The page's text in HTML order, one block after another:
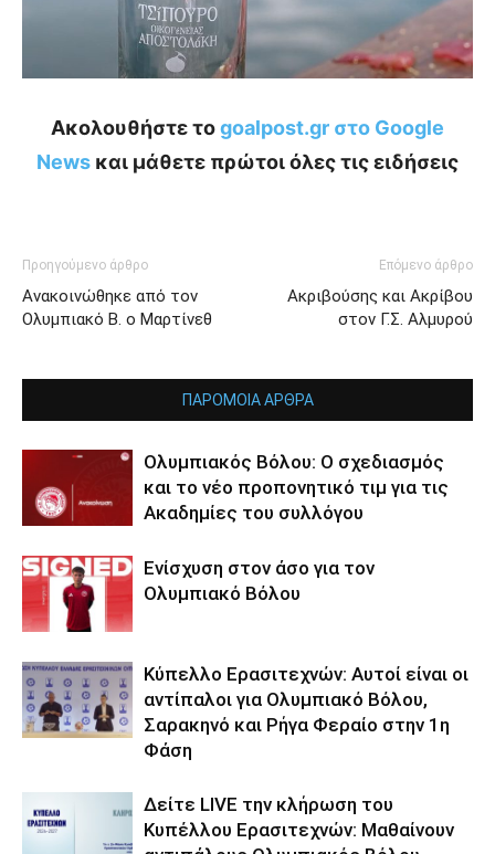
Ακολουθήστε τοgoalpost.gr στο Google
News και μάθετε πρώτοι όλες τις ειδήσεις
Προηγούμενο άρθρο
Ανακοινώθηκε από τον
Ολυμπιακό Β. ο Μαρτίνεθ
Επόμενο άρθρο
Ακριβούσης και Ακρίβου
στον Γ.Σ. Αλμυρού
ΠΑΡΟΜΟΙΑ ΑΡΘΡΑ
Ολυμπιακός Βόλου: Ο σχεδιασμός
και το νέο προπονητικό τιμ για τις
Ακαδημίες του συλλόγου
Ενίσχυση στον άσο για τον
Ολυμπιακό Βόλου
Κύπελλο Ερασιτεχνών: Αυτοί είναι οι
αντίπαλοι για Ολυμπιακό Βόλου,
Σαρακηνό και Ρήγα Φεραίο στην 1η
Φάση
Δείτε LIVE την κλήρωση του
Κυπέλλου Ερασιτεχνών: Μαθαίνουν